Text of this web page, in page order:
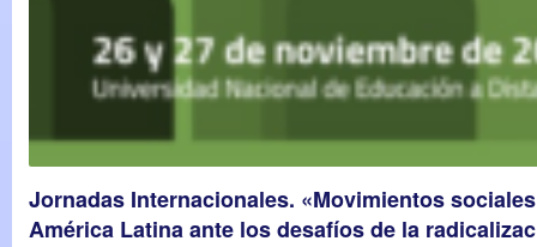
Jornadas Internacionales. «Movimientos
América Latina ante los desafíos de la